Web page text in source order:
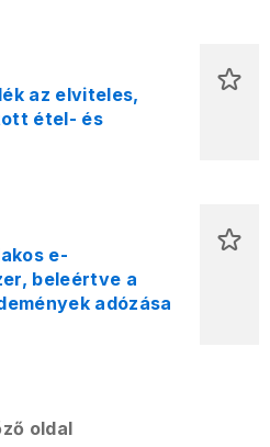
az elviteles,
étel- és
e-
beleértve a
adózása
oldal